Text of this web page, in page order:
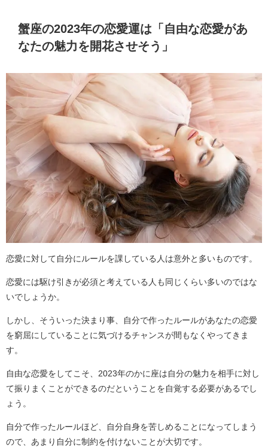
蟹座の2023年の恋愛運は「自由な恋愛があ
なたの魅力を開花させそう」
恋愛に対して自分にルールを課している人は意外と多いものです。
恋愛には駆け引きが必須と考えている人も同じくらい多いのではな
いでしょうか。
しかし、そういった決まり事、自分で作ったルールがあなたの恋愛
を窮屈にしていることに気づけるチャンスが間もなくやってきま
す。
自由な恋愛をしてこそ、2023年のかに座は自分の魅力を相手に対し
て振りまくことができるのだということを自覚する必要があるでし
ょう。
自分で作ったルールほど、自分自身を苦しめることになってしまう
ので、あまり自分に制約を付けないことが大切です。